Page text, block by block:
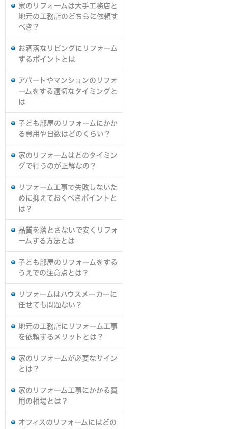
家のリフォームは大手工務店と
地元の工務店のどちらに依頼す
べき？
お洒落なリビングにリフォーム
するポイントとは
アパートやマンションのリフォ
ームをする適切なタイミングと
は
子ども部屋のリフォームにかか
る費用や日数はどのくらい？
家のリフォームはどのタイミン
グで行うのが正解なの？
リフォーム工事で失敗しないた
めに抑えておくべきポイントと
は？
品質を落とさないで安くリフォ
ームする方法とは
子ども部屋のリフォームをする
うえでの注意点とは？
リフォームはハウスメーカーに
任せても問題ない？
地元の工務店にリフォーム工事
を依頼するメリットとは？
家のリフォームが必要なサイン
とは？
家のリフォーム工事にかかる費
用の相場とは？
オフィスのリフォームにはどの